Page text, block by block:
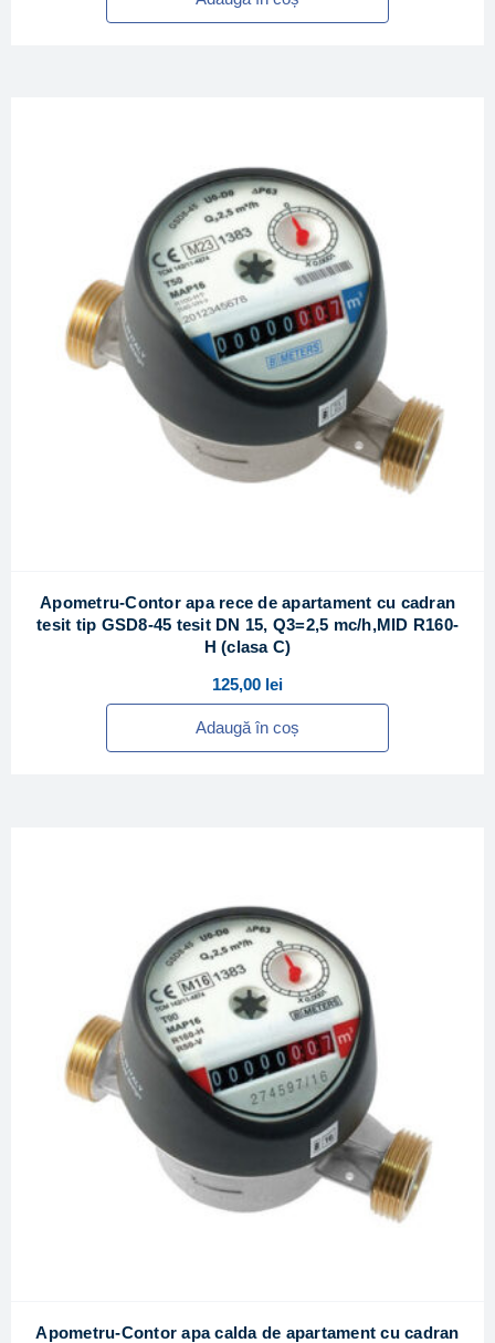
Apometru-Contor apa rece de apartament cu cadran
tesit tip GSD8-45 tesit DN 15, Q3=2,5 mc/h,MID R160-
H (clasa C)
125,00 lei
Adaugă în coș
Apometru-Contor apa calda de apartament cu cadran